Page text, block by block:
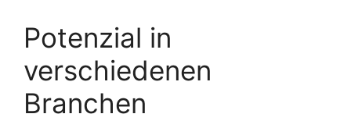
Potenzial in
verschiedenen
Branchen